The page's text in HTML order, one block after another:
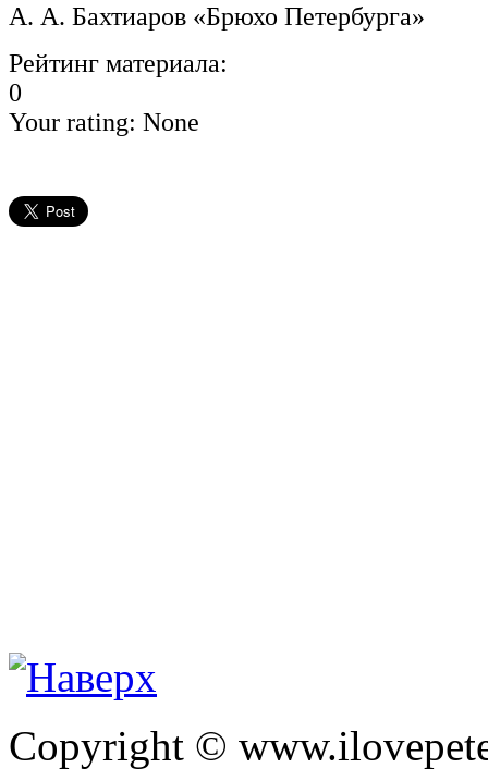
А. А. Бахтиаров «Брюхо Петербурга»
Рейтинг материала:
0
Your rating: None
Copyright ©